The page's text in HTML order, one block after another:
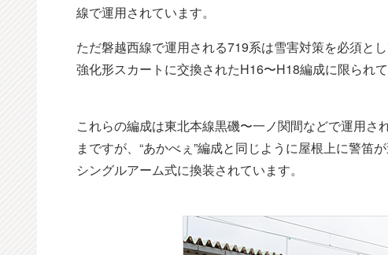
線で運用されています。
ただ磐越西線で運用される719系は雪害対策を必須と
強化形スカートに交換されたH16〜H18編成に限られて
これらの編成は東北本線黒磯〜一ノ関間などで運用
まですが、“あかべぇ”編成と同じように屋根上に警
シングルアーム式に換装されています。